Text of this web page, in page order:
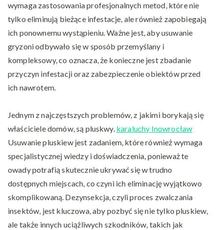
wymaga zastosowania profesjonalnych metod, które nie
tylko eliminują bieżące infestacje, ale również zapobiegają
ich ponownemu wystąpieniu. Ważne jest, aby usuwanie
gryzoni odbywało się w sposób przemyślany i
kompleksowy, co oznacza, że konieczne jest zbadanie
przyczyn infestacji oraz zabezpieczenie obiektów przed
ich nawrotem.
Jednym z najczęstszych problemów, z jakimi borykają się
właściciele domów, są pluskwy. karaluchy Inowrocław
Usuwanie pluskiew jest zadaniem, które również wymaga
specjalistycznej wiedzy i doświadczenia, ponieważ te
owady potrafią skutecznie ukrywać się w trudno
dostępnych miejscach, co czyni ich eliminację wyjątkowo
skomplikowaną. Dezynsekcja, czyli proces zwalczania
insektów, jest kluczowa, aby pozbyć się nie tylko pluskiew,
ale także innych uciążliwych szkodników, takich jak